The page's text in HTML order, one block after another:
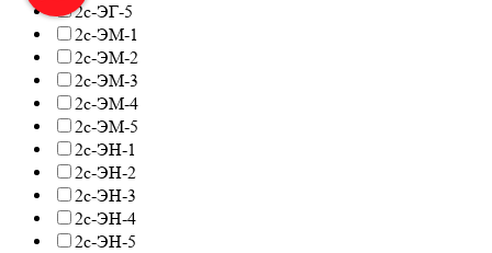
2с-ЭГ-5
2с-ЭМ-1
2с-ЭМ-2
2с-ЭМ-3
2с-ЭМ-4
2с-ЭМ-5
2с-ЭН-1
2с-ЭН-2
2с-ЭН-3
2с-ЭН-4
2с-ЭН-5